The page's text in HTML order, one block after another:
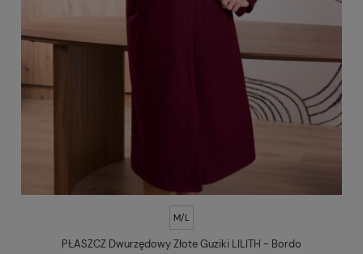
M/L
PŁASZCZ Dwurzędowy Złote Guziki LILITH - Bordo